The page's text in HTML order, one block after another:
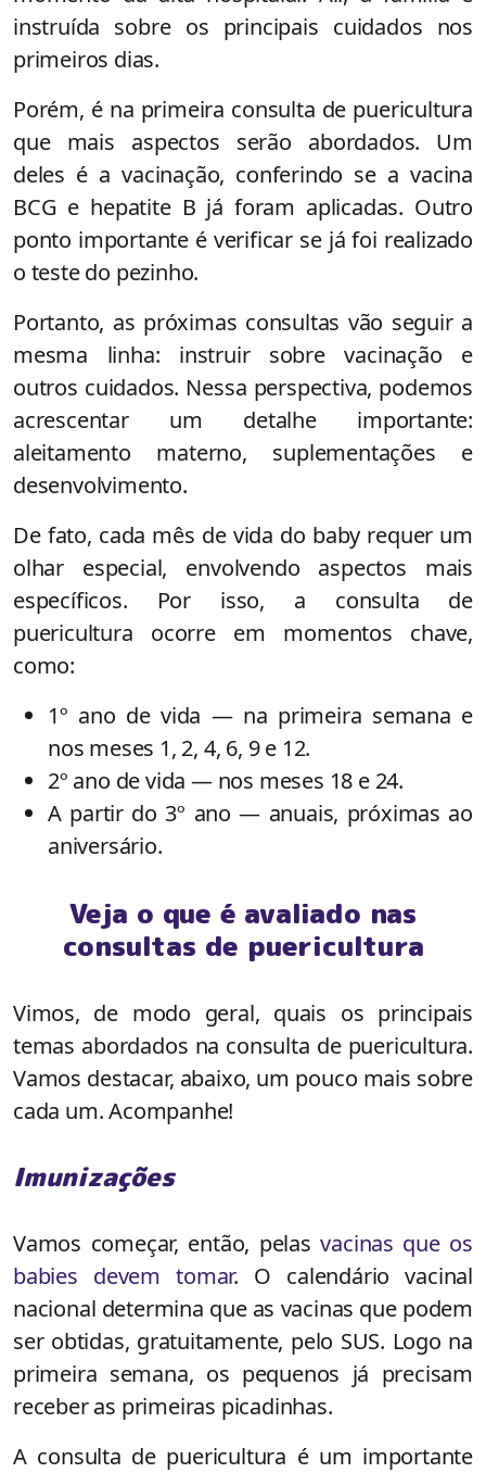
instruída sobre os principais cuidados nos
primeiros dias.
Porém, é na primeira consulta de puericultura
que mais aspectos serão abordados. Um
deles é a vacinação, conferindo se a vacina
BCG e hepatite B já foram aplicadas. Outro
ponto importante é verificar se já foi realizado
o teste do pezinho.
Portanto, as próximas consultas vão seguir a
mesma linha: instruir sobre vacinação e
outros cuidados. Nessa perspectiva, podemos
acrescentar um detalhe importante:
aleitamento materno, suplementações e
desenvolvimento.
De fato, cada mês de vida do baby requer um
olhar especial, envolvendo aspectos mais
específicos. Por isso, a consulta de
puericultura ocorre em momentos chave,
como:
1º ano de vida — na primeira semana e
nos meses 1, 2, 4, 6, 9 e 12.
2º ano de vida — nos meses 18 e 24.
A partir do 3º ano — anuais, próximas ao
aniversário.
Veja o que é avaliado nas
consultas de puericultura
Vimos, de modo geral, quais os principais
temas abordados na consulta de puericultura.
Vamos destacar, abaixo, um pouco mais sobre
cada um. Acompanhe!
Imunizações
Vamos começar, então, pelasvacinas que os
babies devem tomar. O calendário vacinal
nacional determina que as vacinas que podem
ser obtidas, gratuitamente, pelo SUS. Logo na
primeira semana, os pequenos já precisam
receber as primeiras picadinhas.
A consulta de puericultura é um importante